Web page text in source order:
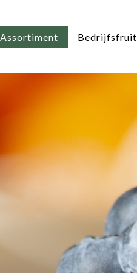
Assortiment Bedrijfsfruit